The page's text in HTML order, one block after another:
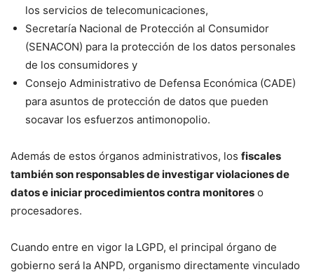
los servicios de telecomunicaciones,
Secretaría Nacional de Protección al Consumidor
(SENACON) para la protección de los datos personales
de los consumidores y
Consejo Administrativo de Defensa Económica (CADE)
para asuntos de protección de datos que pueden
socavar los esfuerzos antimonopolio.
Además de estos órganos administrativos, los fiscales
también son responsables de investigar violaciones de
datos e iniciar procedimientos contra monitores o
procesadores.
Cuando entre en vigor la LGPD, el principal órgano de
gobierno será la ANPD, organismo directamente vinculado